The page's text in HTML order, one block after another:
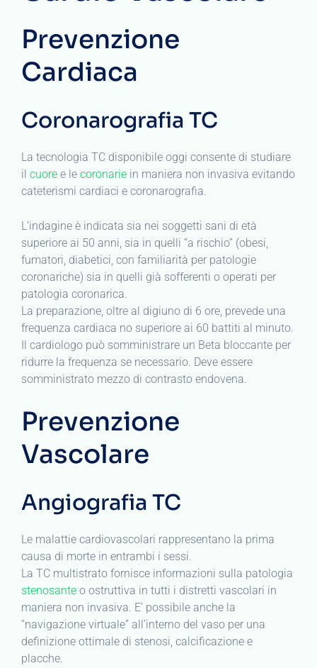
Prevenzione
Cardiaca
Coronarografia TC
La tecnologia TC disponibile oggi consente di studiare
il cuore e le coronarie in maniera non invasiva evitando
cateterismi cardiaci e coronarografia.
L’indagine è indicata sia nei soggetti sani di età
superiore ai 50 anni, sia in quelli “a rischio” (obesi,
fumatori, diabetici, con familiarità per patologie
coronariche) sia in quelli già sofferenti o operati per
patologia coronarica.
La preparazione, oltre al digiuno di 6 ore, prevede una
frequenza cardiaca no superiore ai 60 battiti al minuto.
Il cardiologo può somministrare un Beta bloccante per
ridurre la frequenza se necessario. Deve essere
somministrato mezzo di contrasto endovena.
Prevenzione
Vascolare
Angiografia TC
Le malattie cardiovascolari rappresentano la prima
causa di morte in entrambi i sessi.
La TC multistrato fornisce informazioni sulla patologia
stenosante o ostruttiva in tutti i distretti vascolari in
maniera non invasiva. E’ possibile anche la
“navigazione virtuale” all’interno del vaso per una
definizione ottimale di stenosi, calcificazione e
placche.